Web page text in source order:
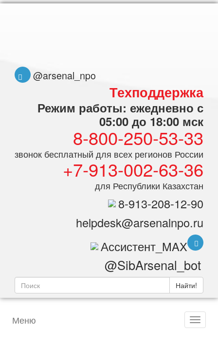
@arsenal_npo
Техподдержка
Режим работы: ежедневно с
05:00 до 18:00 мск
8-800-250-53-33
звонок бесплатный для всех регионов России
+7-913-002-63-36
для Республики Казахстан
8-913-208-12-90
helpdesk@arsenalnpo.ru
Ассистент_MAX
@SibArsenal_bot
Найти!
Меню